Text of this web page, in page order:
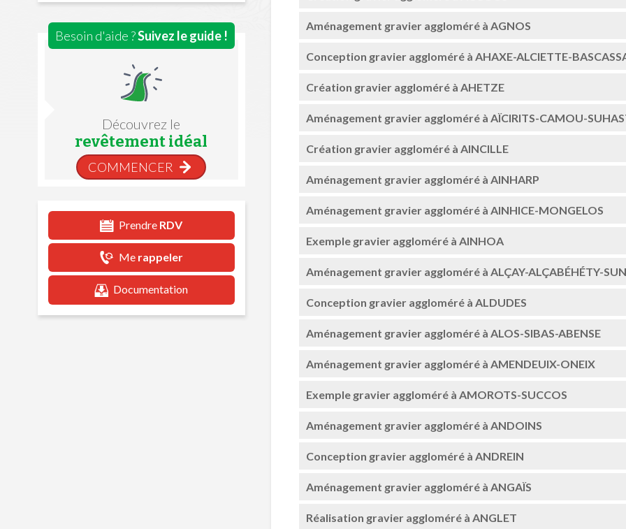
Aménagement gravier aggloméré à AGNOS
Conception gravier aggloméré à AHAXE-ALCIETTE-
Création gravier aggloméré à AHETZE
Aménagement gravier aggloméré à AÏCIRITS-CAMOU-
Création gravier aggloméré à AINCILLE
Aménagement gravier aggloméré à AINHARP
Aménagement gravier aggloméré à AINHICE-MONGELOS
Exemple gravier aggloméré à AINHOA
Aménagement gravier aggloméré à ALÇAY-ALÇABÉHÉTY-
Conception gravier aggloméré à ALDUDES
Aménagement gravier aggloméré à ALOS-SIBAS-ABENSE
Aménagement gravier aggloméré à AMENDEUIX-ONEIX
Exemple gravier aggloméré à AMOROTS-SUCCOS
Aménagement gravier aggloméré à ANDOINS
Conception gravier aggloméré à ANDREIN
Aménagement gravier aggloméré à ANGAÏS
Réalisation gravier aggloméré à ANGLET
Besoin d'aide ?Suivez le guide !
Découvrez le
revêtement idéal
COMMENCER
Prendre RDV
Me rappeler
Documentation